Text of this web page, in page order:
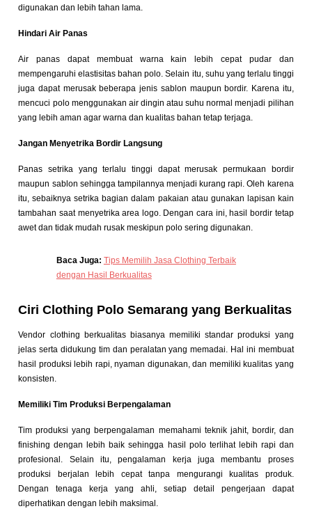
digunakan dan lebih tahan lama.
Hindari Air Panas
Air panas dapat membuat warna kain lebih cepat pudar dan
mempengaruhi elastisitas bahan polo. Selain itu, suhu yang terlalu tinggi
juga dapat merusak beberapa jenis sablon maupun bordir. Karena itu,
mencuci polo menggunakan air dingin atau suhu normal menjadi pilihan
yang lebih aman agar warna dan kualitas bahan tetap terjaga.
Jangan Menyetrika Bordir Langsung
Panas setrika yang terlalu tinggi dapat merusak permukaan bordir
maupun sablon sehingga tampilannya menjadi kurang rapi. Oleh karena
itu, sebaiknya setrika bagian dalam pakaian atau gunakan lapisan kain
tambahan saat menyetrika area logo. Dengan cara ini, hasil bordir tetap
awet dan tidak mudah rusak meskipun polo sering digunakan.
Baca Juga: Tips Memilih Jasa Clothing Terbaik
dengan Hasil Berkualitas
Ciri Clothing Polo Semarang yang Berkualitas
Vendor clothing berkualitas biasanya memiliki standar produksi yang
jelas serta didukung tim dan peralatan yang memadai. Hal ini membuat
hasil produksi lebih rapi, nyaman digunakan, dan memiliki kualitas yang
konsisten.
Memiliki Tim Produksi Berpengalaman
Tim produksi yang berpengalaman memahami teknik jahit, bordir, dan
finishing dengan lebih baik sehingga hasil polo terlihat lebih rapi dan
profesional. Selain itu, pengalaman kerja juga membantu proses
produksi berjalan lebih cepat tanpa mengurangi kualitas produk.
Dengan tenaga kerja yang ahli, setiap detail pengerjaan dapat
diperhatikan dengan lebih maksimal.